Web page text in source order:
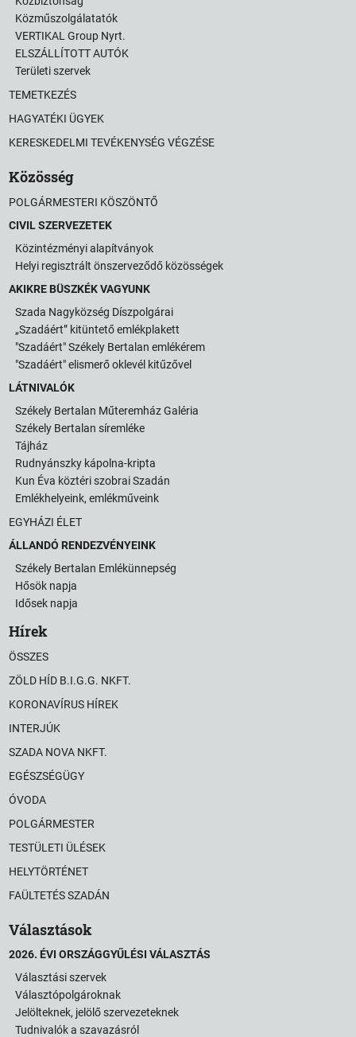
Közműszolgálatatók
VERTIKAL Group Nyrt.
ELSZÁLLÍTOTT AUTÓK
Területi szervek
TEMETKEZÉS
HAGYATÉKI ÜGYEK
KERESKEDELMI TEVÉKENYSÉG VÉGZÉSE
Közösség
POLGÁRMESTERI KÖSZÖNTŐ
CIVIL SZERVEZETEK
Közintézményi alapítványok
Helyi regisztrált önszerveződő közösségek
AKIKRE BÜSZKÉK VAGYUNK
Szada Nagyközség Díszpolgárai
„Szadáért” kitüntető emlékplakett
"Szadáért" Székely Bertalan emlékérem
"Szadáért" elismerő oklevél kitűzővel
LÁTNIVALÓK
Székely Bertalan Műteremház Galéria
Székely Bertalan síremléke
Tájház
Rudnyánszky kápolna-kripta
Kun Éva köztéri szobrai Szadán
Emlékhelyeink, emlékműveink
EGYHÁZI ÉLET
ÁLLANDÓ RENDEZVÉNYEINK
Székely Bertalan Emlékünnepség
Hősök napja
Idősek napja
Hírek
ÖSSZES
ZÖLD HÍD B.I.G.G. NKFT.
KORONAVÍRUS HÍREK
INTERJÚK
SZADA NOVA NKFT.
EGÉSZSÉGÜGY
ÓVODA
POLGÁRMESTER
TESTÜLETI ÜLÉSEK
HELYTÖRTÉNET
FAÜLTETÉS SZADÁN
Választások
2026. ÉVI ORSZÁGGYŰLÉSI VÁLASZTÁS
Választási szervek
Választópolgároknak
Jelölteknek, jelölő szervezeteknek
Tudnivalók a szavazásról